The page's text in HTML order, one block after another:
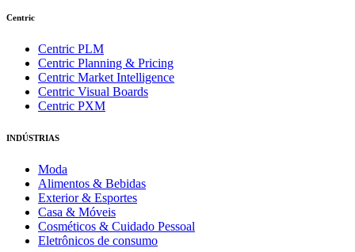
Centric
Centric PLM
Centric Planning & Pricing
Centric Market Intelligence
Centric Visual Boards
Centric PXM
INDÚSTRIAS
Moda
Alimentos & Bebidas
Exterior & Esportes
Casa & Móveis
Cosméticos & Cuidado Pessoal
Eletrônicos de consumo